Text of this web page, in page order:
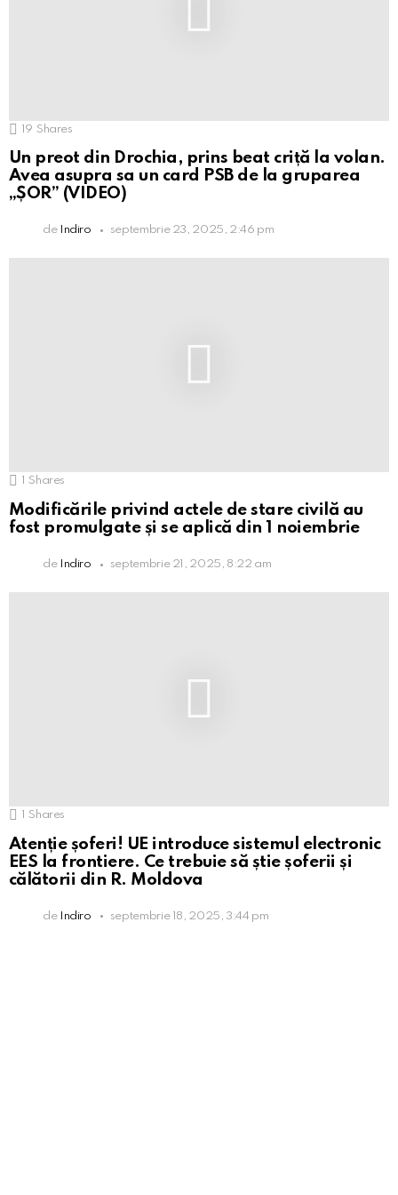
19 Shares
Un preot din Drochia, prins beat criță la volan.
Avea asupra sa un card PSB de la gruparea
„ȘOR” (VIDEO)
de Indiro septembrie 23, 2025, 2:46 pm
Shares
Modificările privind actele de stare civilă au
fost promulgate și se aplică din 1 noiembrie
de Indiro septembrie 21, 2025, 8:22 am
Shares
Atenție șoferi! UE introduce sistemul electronic
EES la frontiere. Ce trebuie să știe șoferii și
călătorii din R. Moldova
de Indiro septembrie 18, 2025, 3:44 pm